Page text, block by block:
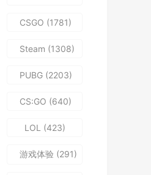
CSGO (1781)
Steam (1308)
PUBG (2203)
CS:GO (640)
LOL (423)
游戏体验 (291)